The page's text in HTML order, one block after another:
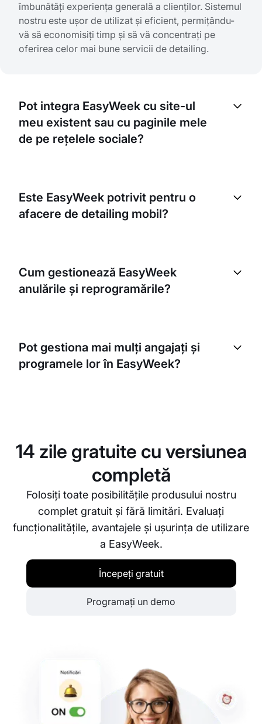
îmbunătăți experiența generală a clienților. Sistemul
nostru este ușor de utilizat și eficient, permițându-
vă să economisiți timp și să vă concentrați pe
oferirea celor mai bune servicii de detailing.
Pot integra EasyWeek cu site-ul
meu existent sau cu paginile mele
de pe rețelele sociale?
rețelele sociale. Astfel, clienții pot rezerva direct
online serviciile dumneavoastră, crescând
Este EasyWeek potrivit pentru o
afacere de detailing mobil?
locației și interfețe optimizate pentru mobil,
perfecte pentru activitatea în deplasare.
Cum gestionează EasyWeek
anulările și reprogramările?
reprogramările. Sistemul trimite mementouri
automate clienților dumneavoastră, reducând
Pot gestiona mai mulți angajați și
programele lor în EasyWeek?
administrarea afacerii dumneavoastră de detailing.
14 zile gratuite cu versiunea
completă
Folosiți toate posibilitățile produsului nostru
complet gratuit și fără limitări. Evaluați
funcționalitățile, avantajele și ușurința de utilizare
a EasyWeek.
Începeți gratuit
Programați un demo